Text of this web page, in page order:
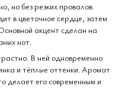
но без резких провалов.
в цветочное сердце, затем
акцент сделан на
нот.
В ней одновременно
и тёплые оттенки. Аромат
делает его современным и